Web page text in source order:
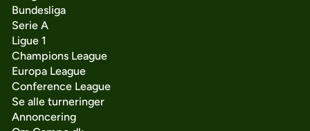
Bundesliga
Serie A
Ligue 1
Champions League
Europa League
Conference League
Se alle turneringer
Annoncering